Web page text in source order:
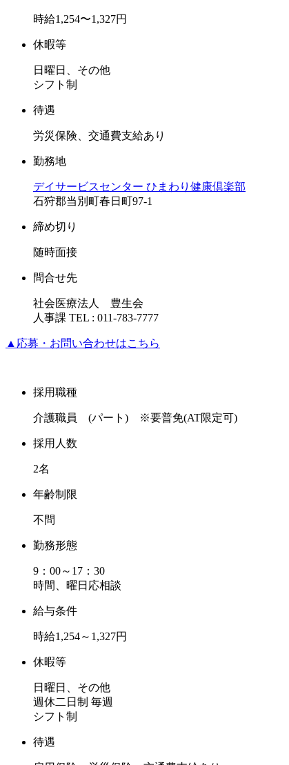
時給1,254〜1,327円
休暇等
日曜日、その他
シフト制
待遇
労災保険、交通費支給あり
勤務地
デイサービスセンター ひまわり健康倶楽部
石狩郡当別町春日町97-1
締め切り
随時面接
問合せ先
社会医療法人 豊生会
人事課 TEL : 011-783-7777
▲ 応募・お問い合わせはこちら
採用職種
介護職員 (パート) ※要普免(AT限定可)
採用人数
2名
年齢制限
不問
勤務形態
9：00～17：30
時間、曜日応相談
給与条件
時給1,254～1,327円
休暇等
日曜日、その他
週休二日制 毎週
シフト制
待遇